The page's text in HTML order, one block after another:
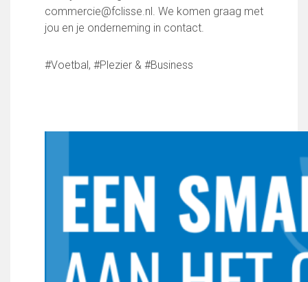
Wie doet wat
Ruimte reserveren/huren
VOLG ONS OP:
commercie@fclisse.nl. We komen graag met
jou en je onderneming in contact.
#Voetbal, #Plezier & #Business